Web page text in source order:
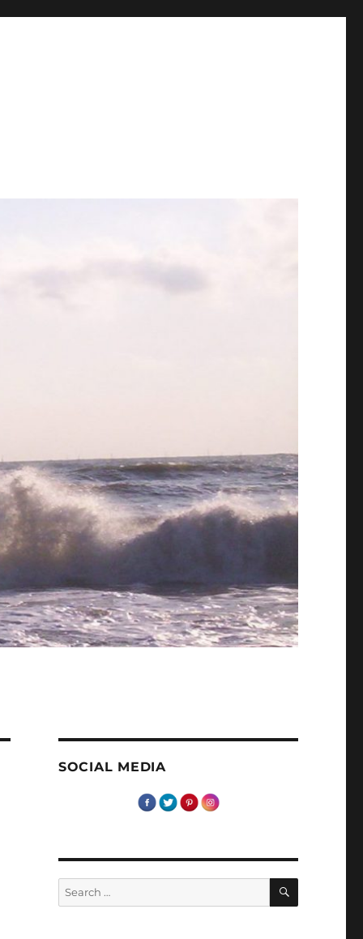
SOCIAL MEDIA
Search
for:
SEARCH